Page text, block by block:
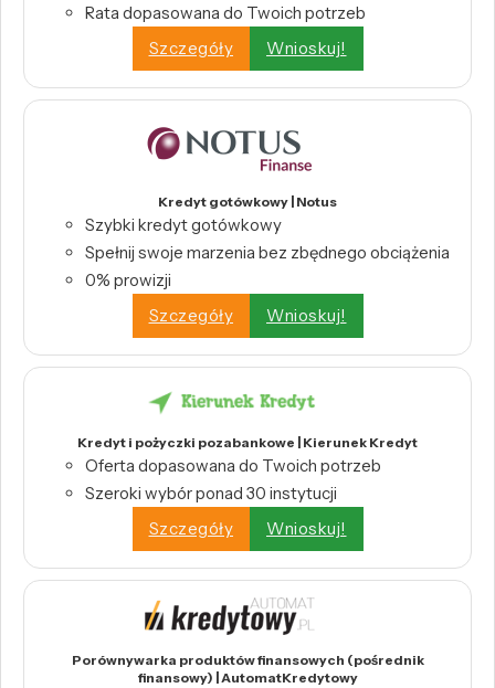
Rata dopasowana do Twoich potrzeb
Szczegóły
Wnioskuj!
Kredyt gotówkowy | Notus
Szybki kredyt gotówkowy
Spełnij swoje marzenia bez zbędnego obciążenia
0% prowizji
Szczegóły
Wnioskuj!
Kredyt i pożyczki pozabankowe | Kierunek Kredyt
Oferta dopasowana do Twoich potrzeb
Szeroki wybór ponad 30 instytucji
Szczegóły
Wnioskuj!
Porównywarka produktów finansowych (pośrednik
finansowy) | AutomatKredytowy